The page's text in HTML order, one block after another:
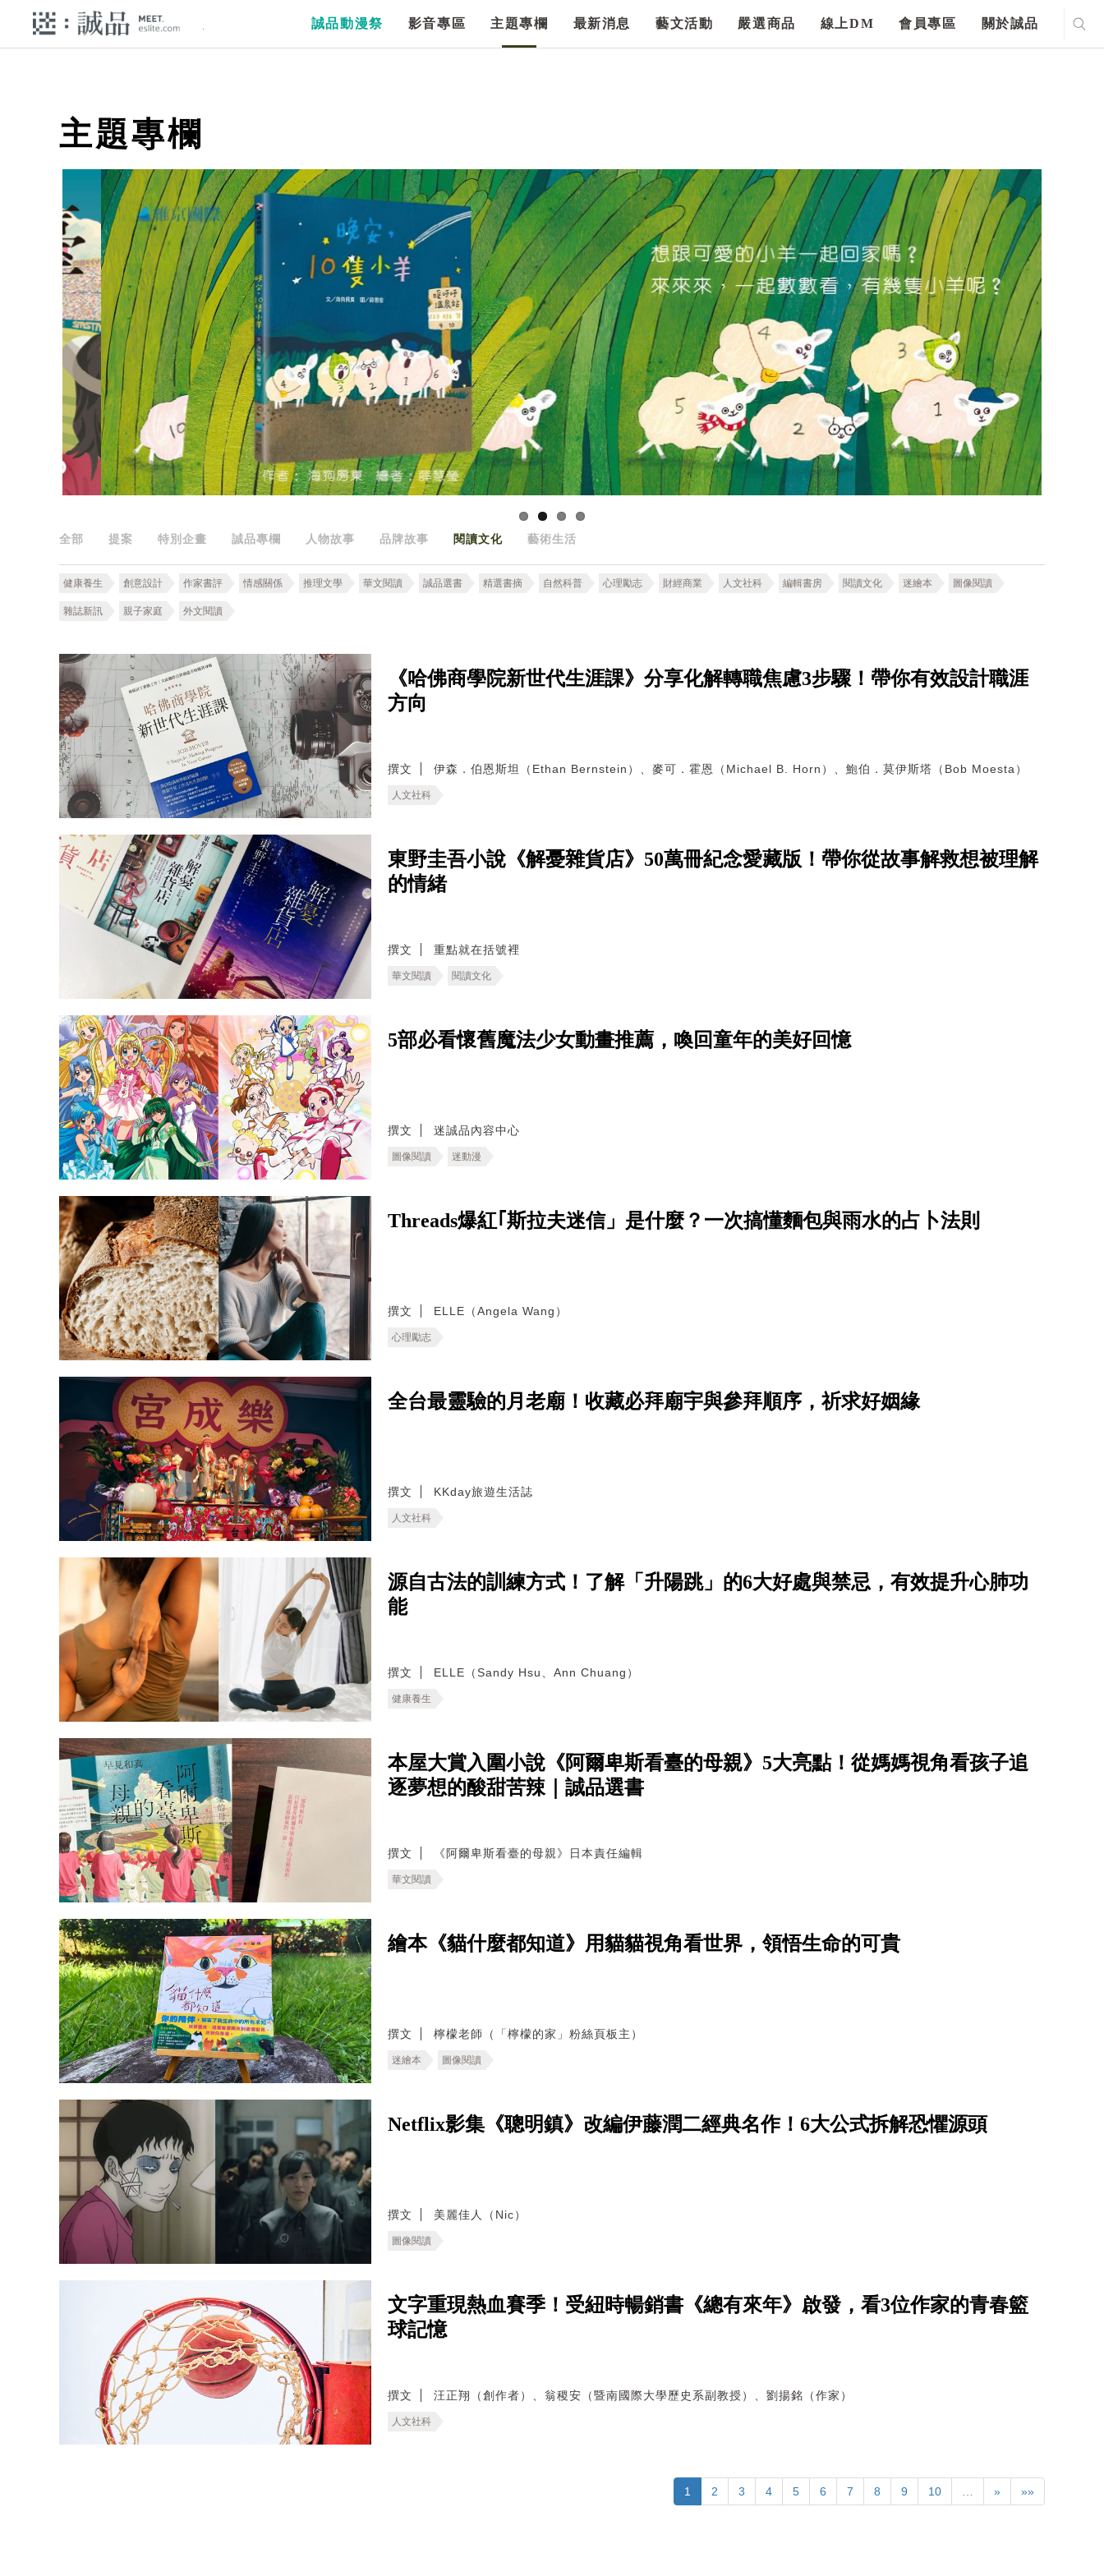
誠品動漫祭 影音專區 主題專欄 最新消息 藝文活動 嚴選商品 線上DM 會員專區 關於誠品
主題專欄
全部 提案 特別企畫 誠品專欄 人物故事 品牌故事 閱讀文化 藝術生活
健康養生 創意設計 作家書評 情感關係 推理文學 華文閱讀 誠品選書 精選書摘 自然科普 心理勵志 財經商業 人文社科 編輯書房 閱讀文化 迷繪本 圖像閱讀
雜誌新訊 親子家庭 外文閱讀
《哈佛商學院新世代生涯課》分享化解轉職焦慮3步驟！帶你有效設計職涯
方向
撰文 伊森．伯恩斯坦（Ethan Bernstein）、麥可．霍恩（Michael B. Horn）、鮑伯．莫伊斯塔（Bob Moesta）
人文社科
東野圭吾小說《解憂雜貨店》50萬冊紀念愛藏版！帶你從故事解救想被理解
的情緒
撰文 重點就在括號裡
華文閱讀 閱讀文化
5部必看懷舊魔法少女動畫推薦，喚回童年的美好回憶
撰文 迷誠品內容中心
圖像閱讀 迷動漫
Threads爆紅｢斯拉夫迷信」是什麼？一次搞懂麵包與雨水的占卜法則
撰文 ELLE（Angela Wang）
心理勵志
全台最靈驗的月老廟！收藏必拜廟宇與參拜順序，祈求好姻緣
撰文 KKday旅遊生活誌
人文社科
源自古法的訓練方式！了解「升陽跳」的6大好處與禁忌，有效提升心肺功
能
撰文 ELLE（Sandy Hsu、Ann Chuang）
健康養生
本屋大賞入圍小說《阿爾卑斯看臺的母親》5大亮點！從媽媽視角看孩子追
逐夢想的酸甜苦辣｜誠品選書
撰文 《阿爾卑斯看臺的母親》日本責任編輯
華文閱讀
繪本《貓什麼都知道》用貓貓視角看世界，領悟生命的可貴
撰文 檸檬老師（「檸檬的家」粉絲頁板主）
迷繪本 圖像閱讀
Netflix影集《聰明鎮》改編伊藤潤二經典名作！6大公式拆解恐懼源頭
撰文 美麗佳人（Nic）
圖像閱讀
文字重現熱血賽季！受紐時暢銷書《總有來年》啟發，看3位作家的青春籃
球記憶
撰文 汪正翔（創作者）、翁稷安（暨南國際大學歷史系副教授）、劉揚銘（作家）
人文社科
1 2 3 4 5 6 7 8 9 10 … » »»